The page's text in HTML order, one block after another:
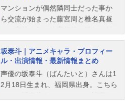
マンションが偶然隣同士だった事か
ら交流が始まった藤宮周と椎名真昼
き合うことに。手作りのご飯や浴衣
デートなど、まるで新婚のような雰
囲気だが、2人は未だにドキドキしっ
ぱなし。そして様々な出来事をきっ
かけに２人は過去を乗り越えてい
坂泰斗｜アニメキャラ・プロフィー
ル・出演情報・最新情報まとめ
声優の坂泰斗（ばんたいと）さんは1
2月18日生まれ、福岡県出身。こちら